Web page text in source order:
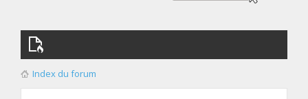
Qui sommes nous
Les membres
Index du forum